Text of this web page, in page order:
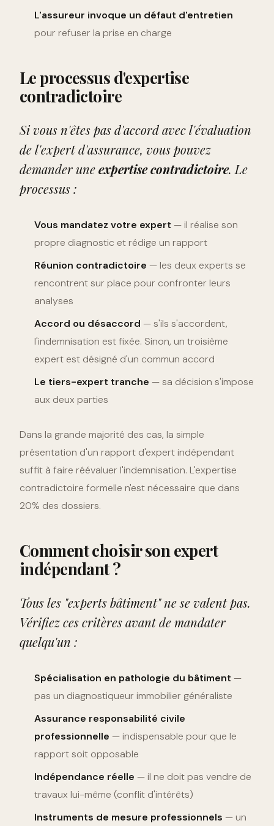
L'assureur invoque un défaut d'entretien
pour refuser la prise en charge
Le processus d'expertise
contradictoire
Si vous n'êtes pas d'accord avec l'évaluation
de l'expert d'assurance, vous pouvez
demander uneexpertise contradictoire. Le
processus :
Vous mandatez votre expert — il réalise son
propre diagnostic et rédige un rapport
Réunion contradictoire — les deux experts se
rencontrent sur place pour confronter leurs
analyses
Accord ou désaccord — s'ils s'accordent,
l'indemnisation est fixée. Sinon, un troisième
expert est désigné d'un commun accord
Le tiers-expert tranche — sa décision s'impose
aux deux parties
Dans la grande majorité des cas, la simple
présentation d'un rapport d'expert indépendant
suffit à faire réévaluer l'indemnisation. L'expertise
contradictoire formelle n'est nécessaire que dans
20% des dossiers.
Comment choisir son expert
indépendant ?
Tous les "experts bâtiment" ne se valent pas.
Vérifiez ces critères avant de mandater
quelqu'un :
Spécialisation en pathologie du bâtiment —
pas un diagnostiqueur immobilier généraliste
Assurance responsabilité civile
professionnelle — indispensable pour que le
rapport soit opposable
Indépendance réelle — il ne doit pas vendre de
travaux lui-même (conflit d'intérêts)
Instruments de mesure professionnels — un